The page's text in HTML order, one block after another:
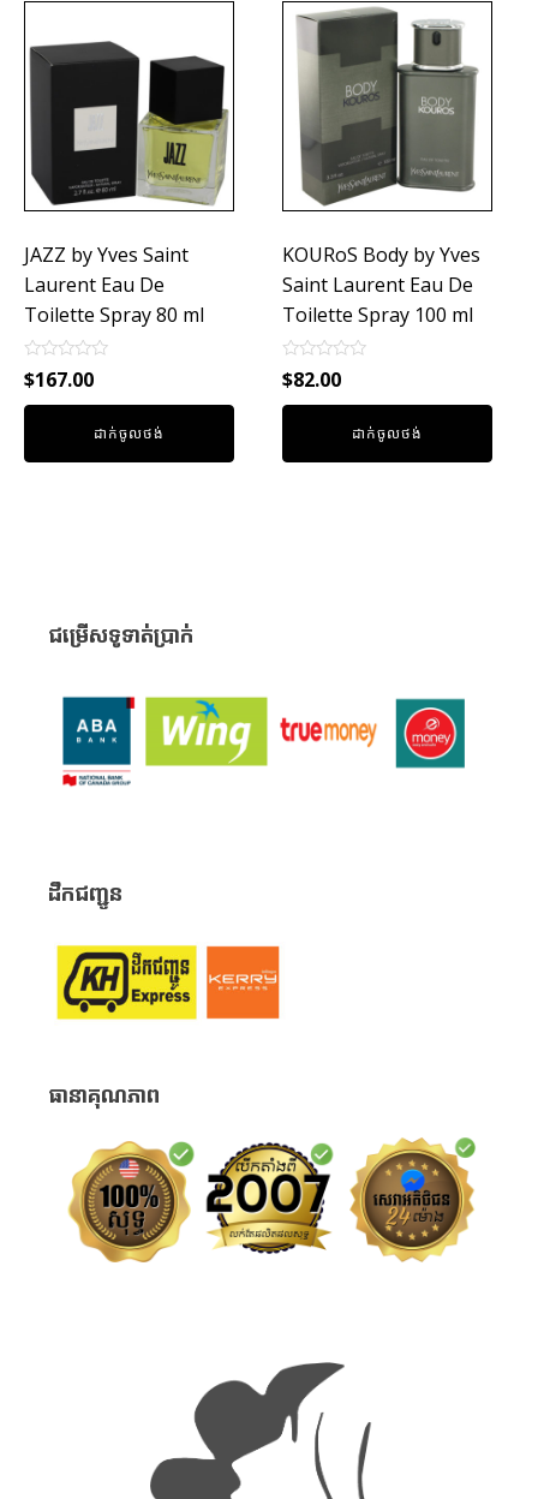
JAZZ by Yves Saint
Laurent Eau De
Toilette Spray 80 ml
Rated
0
out
$167.00
ដាក់ចូលថង់
KOURoS Body by Yves
Saint Laurent Eau De
Toilette Spray 100 ml
Rated
0
out
$82.00
ដាក់ចូលថង់
ជម្រើសទូទាត់ប្រាក់
ដឹកជញ្ជូន
ធានាគុណភាព